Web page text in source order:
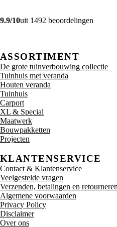
9.9/10uit 1492 beoordelingen
ASSORTIMENT
De grote tuinverbouwing collectie
Tuinhuis met veranda
Houten veranda
Tuinhuis
Carport
XL & Special
Maatwerk
Bouwpakketten
Projecten
KLANTENSERVICE
Contact & Klantenservice
Veelgestelde vragen
Verzenden, betalingen en retourneren
Algemene voorwaarden
Privacy Policy
Disclaimer
Over ons